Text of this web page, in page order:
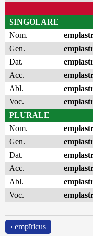
SINGOLARE
Nom.
Gen.
Dat.
Acc.
Abl.
Voc.
PLURALE
Nom.
Gen.
Dat.
Acc.
Abl.
Voc.
‹ empīrĭcus